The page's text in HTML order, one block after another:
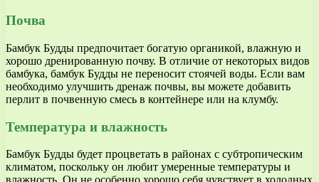
Почва
Бамбук Будды предпочитает богатую органикой, влажную и
хорошо дренированную почву. В отличие от некоторых видов
бамбука, бамбук Будды не переносит стоячей воды. Если вам
необходимо улучшить дренаж почвы, вы можете добавить
перлит в почвенную смесь в контейнере или на клумбу.
Температура и влажность
Бамбук Будды будет процветать в районах с субтропическим
климатом, поскольку он любит умеренные температуры и